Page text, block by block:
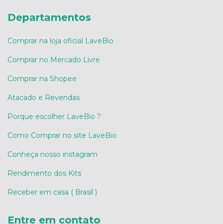
Departamentos
Comprar na loja oficial LaveBio
Comprar no Mercado Livre
Comprar na Shopee
Atacado e Revendas
Porque escolher LaveBio ?
Como Comprar no site LaveBio
Conheça nosso instagram
Rendimento dos Kits
Receber em casa ( Brasil )
Entre em contato